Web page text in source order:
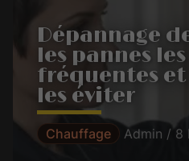
Dépannage
les pannes
fréquentes
les éviter
Chauffage Admin / 8